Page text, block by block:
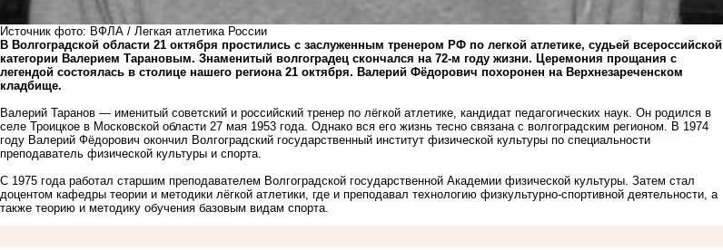
Источник фото: ВФЛА / Легкая атлетика России
В Волгоградской области 21 октября простились с заслуженным тренером РФ по легкой атлетике, судьей всероссийской
категории Валерием Тарановым. Знаменитый волгоградец скончался на 72-м году жизни. Церемония прощания с
легендой состоялась в столице нашего региона 21 октября. Валерий Фёдорович похоронен на Верхнезареченском
кладбище.
Валерий Таранов — именитый советский и российский тренер по лёгкой атлетике, кандидат педагогических наук. Он родился в
селе Троицкое в Московской области 27 мая 1953 года. Однако вся его жизнь тесно связана с волгоградским регионом. В 1974
году Валерий Фёдорович окончил Волгоградский государственный институт физической культуры по специальности
преподаватель физической культуры и спорта.
С 1975 года работал старшим преподавателем Волгоградской государственной Академии физической культуры. Затем стал
доцентом кафедры теории и методики лёгкой атлетики, где и преподавал технологию физкультурно-спортивной деятельности, а
также теорию и методику обучения базовым видам спорта.